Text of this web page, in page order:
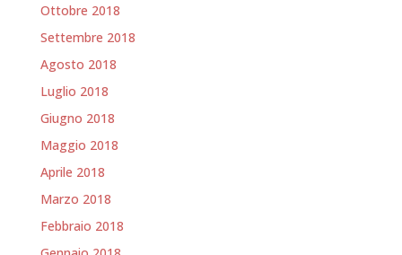
Ottobre 2018
Settembre 2018
Agosto 2018
Luglio 2018
Giugno 2018
Maggio 2018
Aprile 2018
Marzo 2018
Febbraio 2018